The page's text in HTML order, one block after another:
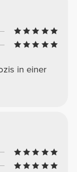
in einer